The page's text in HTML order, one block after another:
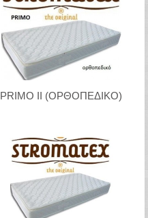
PRIMO II (ΟΡΘΟΠΕΔΙΚΟ)